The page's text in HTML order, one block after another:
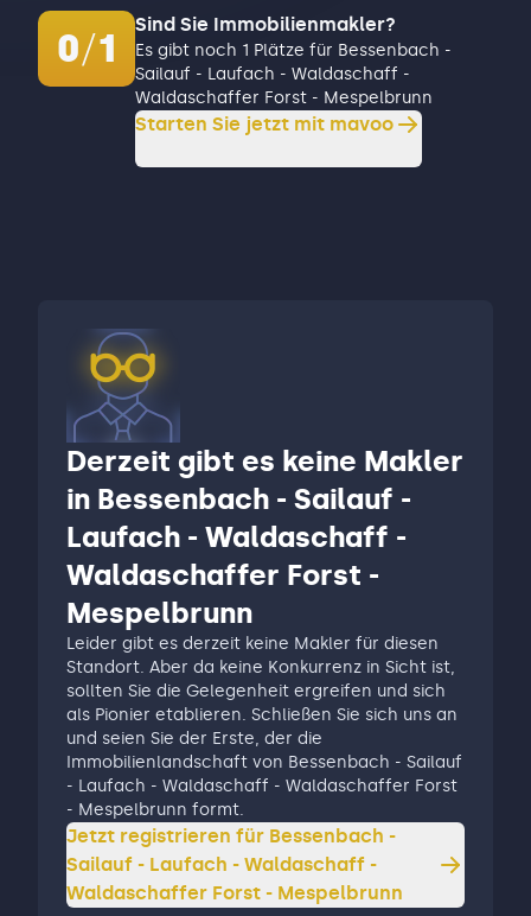
0/1
Sind Sie Immobilienmakler?
Es gibt noch 1 Plätze für Bessenbach -
Sailauf - Laufach - Waldaschaff -
Waldaschaffer Forst - Mespelbrunn
Starten Sie jetzt mit mavoo
Derzeit gibt es keine Makler
in Bessenbach - Sailauf -
Laufach - Waldaschaff -
Waldaschaffer Forst -
Mespelbrunn
Leider gibt es derzeit keine Makler für diesen
Standort. Aber da keine Konkurrenz in Sicht ist,
sollten Sie die Gelegenheit ergreifen und sich
als Pionier etablieren. Schließen Sie sich uns an
und seien Sie der Erste, der die
Immobilienlandschaft von Bessenbach - Sailauf
- Laufach - Waldaschaff - Waldaschaffer Forst
- Mespelbrunn formt.
Jetzt registrieren für Bessenbach -
Sailauf - Laufach - Waldaschaff -
Waldaschaffer Forst - Mespelbrunn